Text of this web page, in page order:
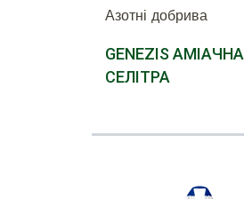
Азотні добрива
GENEZIS АМІАЧНА
СЕЛІТРА